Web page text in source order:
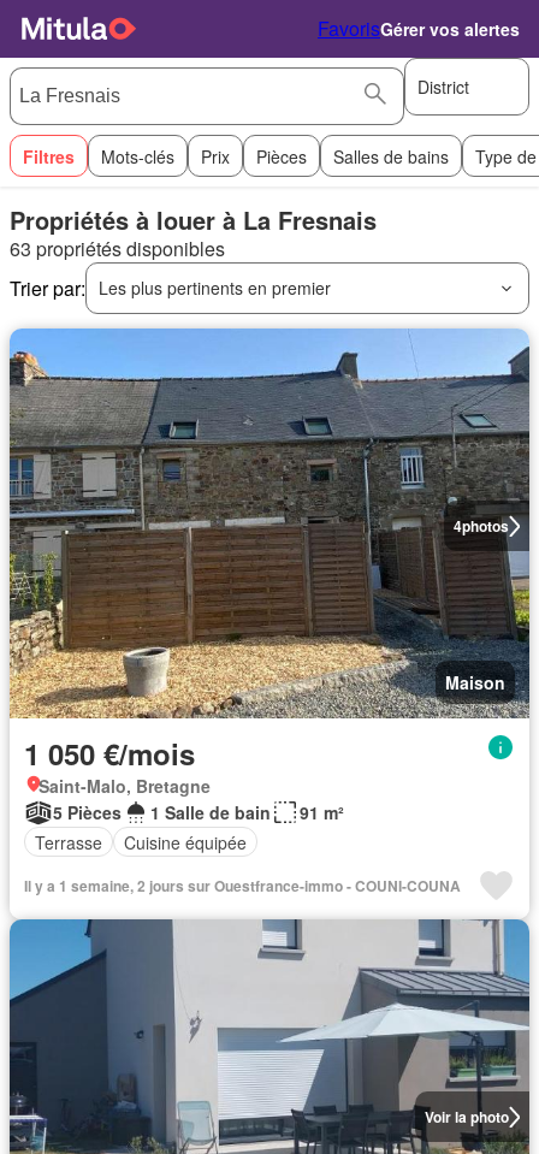
FavorisGérer vos alertes
District
Filtres Mots-clés Prix Pièces Salles de bains Type
Propriétés à louer à La Fresnais
63 propriétés disponibles
Trier par:
Les plus pertinents en premier
4photos
Maison
1 050 €/mois
Saint-Malo, Bretagne
5 Pièces
1 Salle de bain
91 m²
Terrasse
Cuisine équipée
Il y a 1 semaine, 2 jours sur Ouestfrance-immo - COUNI-COUNA
Voir la photo